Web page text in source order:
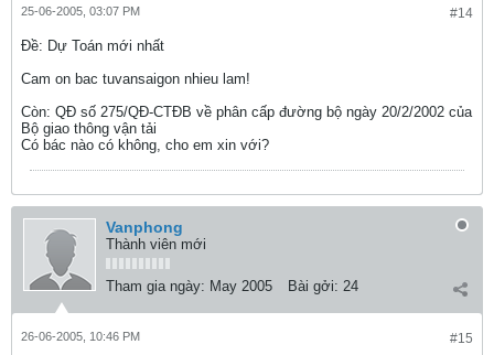
#14
25-06-2005, 03:07 PM
Ðề: Dự Toán mới nhất
Cam on bac tuvansaigon nhieu lam!
Còn: QĐ số 275/QĐ-CTĐB về phân cấp đường bộ ngày 20/2/2002 của
Bộ giao thông vận tải
Có bác nào có không, cho em xin với?
Vanphong
Thành viên mới
Tham gia ngày: May 2005 Bài gởi: 24
#15
26-06-2005, 10:46 PM